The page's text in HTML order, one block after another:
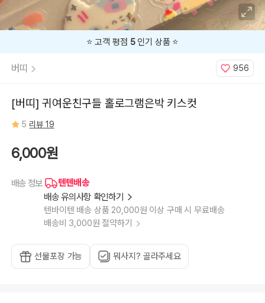
⭐️ 고객 평점 5인기 상품 ⭐️
버띠 956
[버띠] 귀여운친구들 홀로그램은박 키스컷
5 리뷰 19
6,000원
배송 정보
텐텐배송
배송 유의사항 확인하기
텐바이텐 배송 상품 20,000원 이상 구매 시 무료배송
배송비 3,000원 절약하기
선물포장 가능 뭐사지? 골라주세요